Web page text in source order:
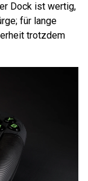
Dock ist wertig,
für lange
trotzdem